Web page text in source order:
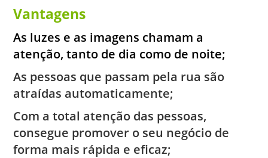
Vantagens
As luzes e as imagens chamam a
atenção, tanto de dia como de noite;
As pessoas que passam pela rua são
atraídas automaticamente;
Com a total atenção das pessoas,
consegue promover o seu negócio de
forma mais rápida e eficaz;